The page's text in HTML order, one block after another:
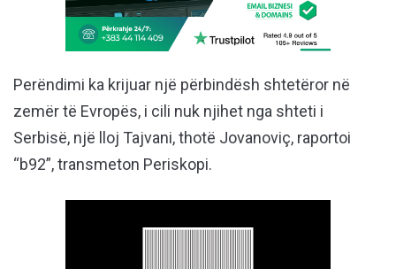
Perëndimi ka krijuar një përbindësh shtetëror në
zemër të Evropës, i cili nuk njihet nga shteti i
Serbisë, një lloj Tajvani, thotë Jovanoviç, raportoi
“b92”, transmeton Periskopi.